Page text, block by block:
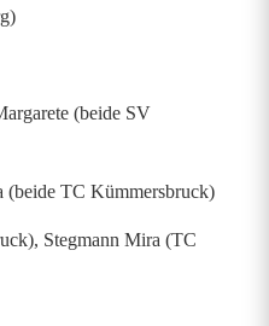
(beide SV
(beide TC Kümmersbruck)
Stegmann Mira (TC